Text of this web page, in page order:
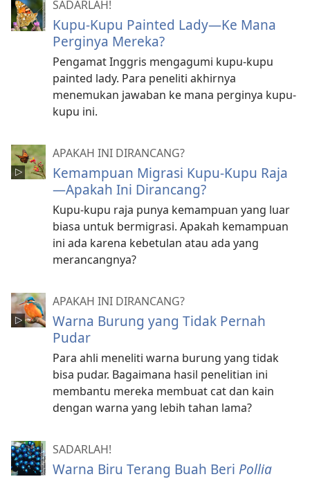
SADARLAH!
Kupu-Kupu Painted Lady—Ke Mana
Perginya Mereka?
Pengamat Inggris mengagumi kupu-kupu
painted lady. Para peneliti akhirnya
menemukan jawaban ke mana perginya kupu-
kupu ini.
APAKAH INI DIRANCANG?
Kemampuan Migrasi Kupu-Kupu Raja​
—Apakah Ini Dirancang?
Kupu-kupu raja punya kemampuan yang luar
biasa untuk bermigrasi. Apakah kemampuan
ini ada karena kebetulan atau ada yang
merancangnya?
APAKAH INI DIRANCANG?
Warna Burung yang Tidak Pernah
Pudar
Para ahli meneliti warna burung yang tidak
bisa pudar. Bagaimana hasil penelitian ini
membantu mereka membuat cat dan kain
dengan warna yang lebih tahan lama?
SADARLAH!
Warna Biru Terang Buah Beri Pollia